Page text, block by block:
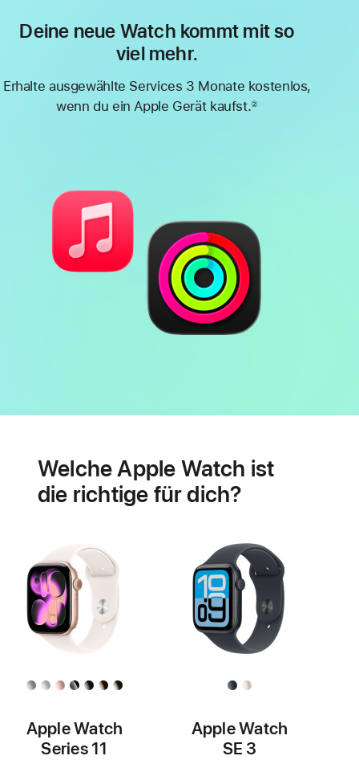
Deine neue Watch kommt mit so
viel mehr.
Erhalte ausgewählte Services 3 Monate kostenlos,
wenn du ein Apple Gerät kaufst.②
Herzgesundheit
Welche Apple Watch ist
die richtige für dich?
Apple Watch
Series 11
Apple Watch
SE 3